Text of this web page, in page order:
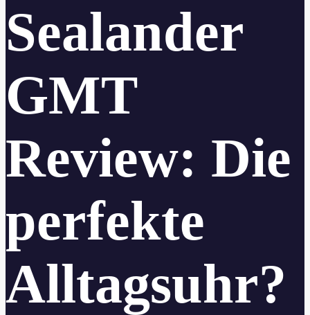
Sealander
GMT
Review: Die
perfekte
Alltagsuhr?